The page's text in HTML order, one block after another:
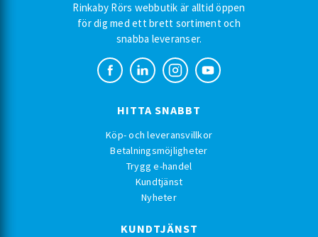
Rinkaby Rörs webbutik är alltid öppen
för dig med ett brett sortiment och
snabba leveranser.
HITTA SNABBT
Köp- och leveransvillkor
Betalningsmöjligheter
Trygg e-handel
Kundtjänst
Nyheter
KUNDTJÄNST